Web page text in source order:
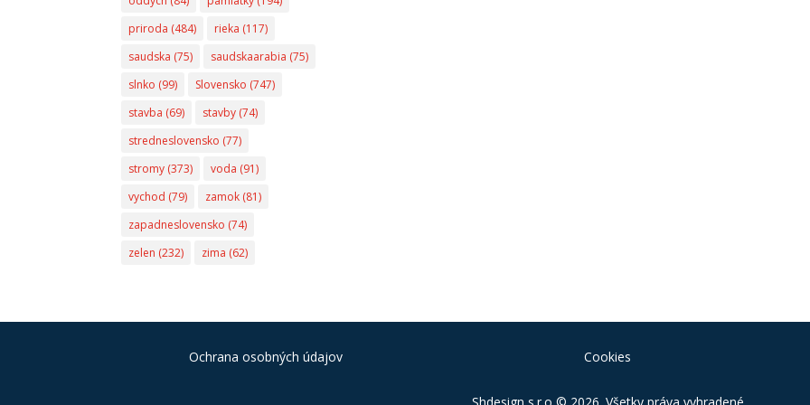
priroda (484) rieka (117)
saudska (75) saudskaarabia (75)
slnko (99) Slovensko (747)
stavba (69) stavby (74)
stredneslovensko (77)
stromy (373) voda (91)
vychod (79) zamok (81)
zapadneslovensko (74)
zelen (232) zima (62)
Ochrana osobných údajov Cookies